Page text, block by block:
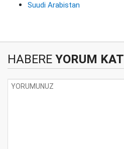
Suudi Arabistan
HABERE YORUM KAT